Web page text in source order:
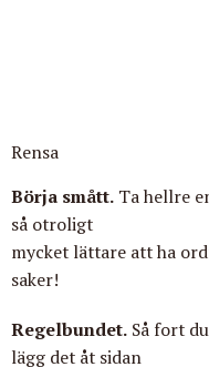
Rensa
Börja smått. Ta hellre
så otroligt
mycket lättare att ha
saker!
Regelbundet. Så fort
lägg det åt sidan